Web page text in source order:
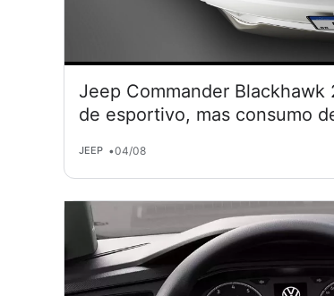
Jeep Commander
de esportivo, mas consumo
JEEP •04/08